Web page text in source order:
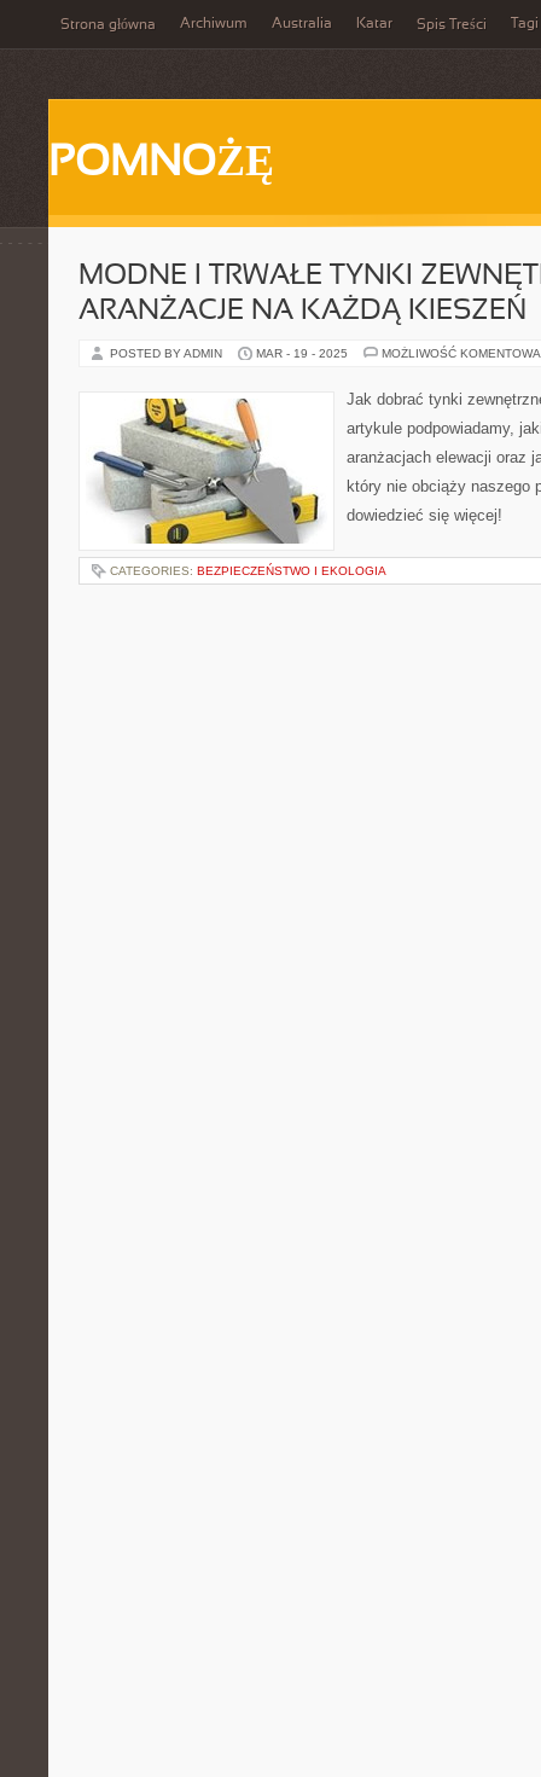
Strona główna Archiwum Australia Katar Spis Treści Tagi
POMNOŻĘ
MODNE I TRWAŁE TYNKI
ARANŻACJE NA KAŻDĄ KIESZEŃ
POSTED BY ADMIN MAR - 19 - 2025 MOŻLIWOŚĆ
Jak dobrać tynki
artykule podpowiadamy,
aranżacjach elewacji oraz
który nie obciąży naszego
dowiedzieć się więcej!
CATEGORIES: BEZPIECZEŃSTWO I EKOLOGIA